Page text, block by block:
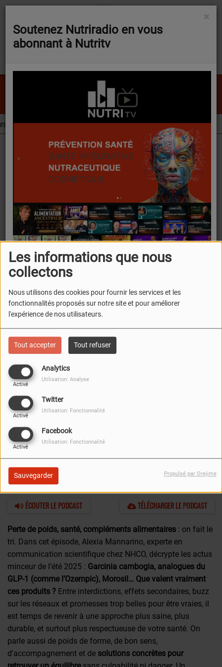
Les informations que nous
collectons
Nous utilisons des cookies pour fournir les services et les
fonctionnalités proposés sur notre site et pour améliorer
l'expérience de nos utilisateurs.
Tout accepter Tout refuser
Analytics
Activé
Utilisation: Analyse
Twitter
Activé
Utilisation: Fonctionnalité
Facebook
Activé
Utilisation: Fonctionnalité
Sauvegarder Propulsé par Orejime
One T-The magic key
FLASH NEWS
BeniCaros obtient son autorisation européenne dans les compléments alimentaires
Podcasts Nutricast Tendances minceur 2025 : illusions rapides ou solutions durables ?
Tendances minceur
2025 : illusions rapides
ou solutions durables ?
ÉCOUTER LE PODCAST TÉLÉCHARGER LE PODCAST
Perte de poids, santé, compléments alimentaires : on fait le
tri. Dans cet épisode, Alexia Mannarino, experte en
communication scientifique chez NHCO, décrypte les actus
minceur de l’été 2025 : Garcinia cambogia, analogues du
GLP-1 (comme l’Ozempic), Morosil… Que valent vraiment
ces produits ? Entre interdictions, effets secondaires, buzz
sur les réseaux et promesses trop belles pour être vraies, il
est temps de revenir à une approche plus saine, plus
durable, et surtout plus respectueuse de votre santé. On
parle aussi de poids de forme, de bon sens,
d'accompagnement et de solutions concrètes pour
×
Soutenez Nutriradio en vous
abonnant à Nutritv